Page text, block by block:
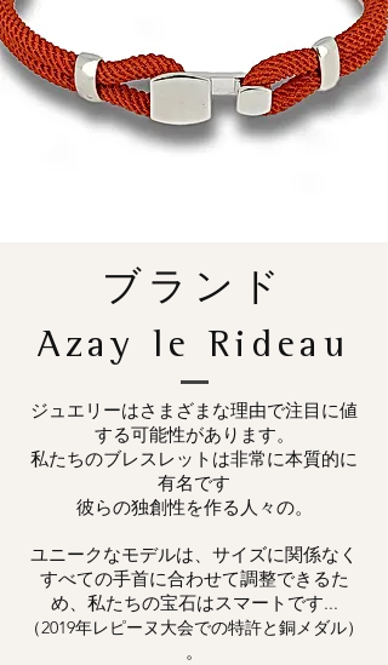
ブランド
Azay le Rideau
ジュエリーはさまざまな理由で注目に値
する可能性があります。
私たちのブレスレットは非常に本質的に
有名です
彼らの独創性を作る人々の。
ユニークなモデルは、サイズに関係なく
すべての手首に合わせて調整できるた
め、私たちの宝石はスマートです...
（2019年レピーヌ大会での特許と銅メダル）
。